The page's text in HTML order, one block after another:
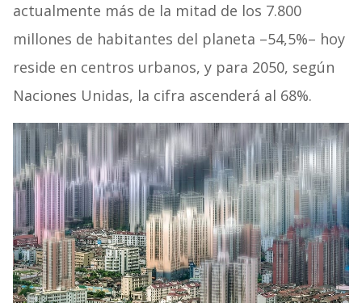
actualmente más de la mitad de los 7.800
millones de habitantes del planeta –54,5%– hoy
reside en centros urbanos, y para 2050, según
Naciones Unidas, la cifra ascenderá al 68%.